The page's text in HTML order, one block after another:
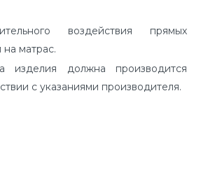
воздействия прямых
матрас.
изделия должна производится
с указаниями производителя.